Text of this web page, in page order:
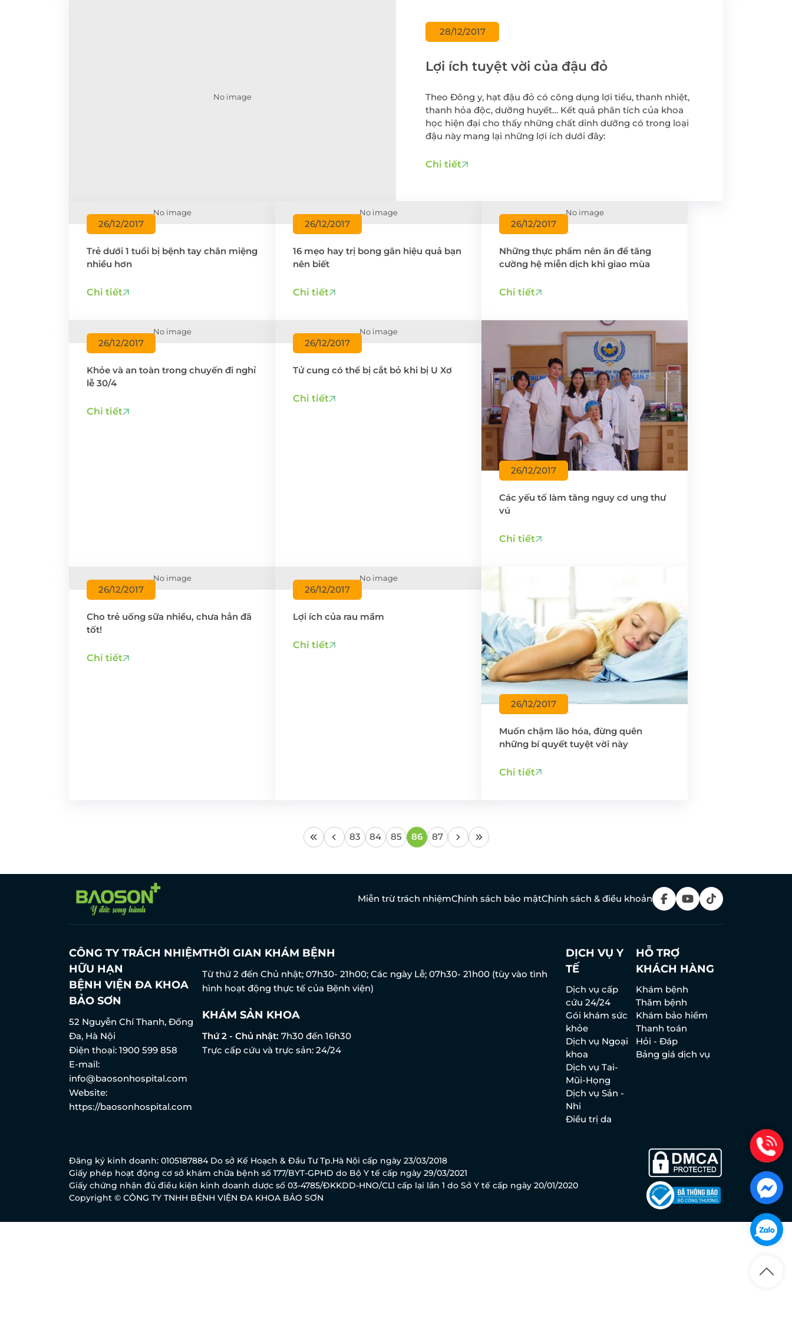
Cấy que tránh thai
Tiêm chủng cho trẻ em
Gói xét nghiệm vi chất
dinh dưỡng
Điều trị hiếm muộn -
Tầm soát ung thư vú
ĐĂNG KÝ KHÁM
No image
28/12/2017
Lợi ích tuyệt vời của đậu đỏ
Theo Đông y, hạt đậu đỏ có công dụng lợi tiểu, thanh nhiệt,
thanh hỏa độc, dưỡng huyết… Kết quả phân tích của khoa
học hiện đại cho thấy những chất dinh dưỡng có trong loại
đậu này mang lại những lợi ích dưới đây:
Chi tiết
No image
26/12/2017
Trẻ dưới 1 tuổi bị bệnh tay chân miệng
nhiều hơn
Chi tiết
No image
26/12/2017
16 mẹo hay trị bong gân hiệu quả bạn
nên biết
Chi tiết
No image
26/12/2017
Những thực phẩm nên ăn để tăng
cường hệ miễn dịch khi giao mùa
Chi tiết
No image
26/12/2017
Khỏe và an toàn trong chuyến đi nghỉ
lễ 30/4
Chi tiết
No image
26/12/2017
Tử cung có thể bị cắt bỏ khi bị U Xơ
Chi tiết
26/12/2017
Các yếu tố làm tăng nguy cơ ung thư
vú
Chi tiết
No image
26/12/2017
Cho trẻ uống sữa nhiều, chưa hẳn đã
tốt!
Chi tiết
No image
26/12/2017
Lợi ích của rau mầm
Chi tiết
26/12/2017
Muốn chậm lão hóa, đừng quên
những bí quyết tuyệt vời này
Chi tiết
83 84 85 86 87
Miễn trừ trách nhiệmChính sách bảo mậtChính sách & điều khoản
CÔNG TY TRÁCH NHIỆM
HỮU HẠN
BỆNH VIỆN ĐA KHOA
BẢO SƠN
52 Nguyễn Chí Thanh, Đống
Đa, Hà Nội
Điện thoại: 1900 599 858
E-mail:
info@baosonhospital.com
Website:
https://baosonhospital.com
THỜI GIAN KHÁM BỆNH
Từ thứ 2 đến Chủ nhật; 07h30- 21h00; Các ngày Lễ; 07h30- 21h00 (tùy vào tình
hình hoạt động thực tế của Bệnh viện)
KHÁM SẢN KHOA
Thứ 2 - Chủ nhật: 7h30 đến 16h30
Trực cấp cứu và trực sản: 24/24
DỊCH VỤ Y
TẾ
Dịch vụ cấp
cứu 24/24
Gói khám sức
khỏe
Dịch vụ Ngoại
khoa
Dịch vụ Tai-
Mũi-Họng
Dịch vụ Sản -
Nhi
Điều trị da
HỖ TRỢ
KHÁCH HÀNG
Khám bệnh
Thăm bệnh
Khám bảo hiểm
Thanh toán
Hỏi - Đáp
Bảng giá dịch vụ
Đăng ký kinh doanh: 0105187884 Do sở Kế Hoạch & Đầu Tư Tp.Hà Nội cấp ngày 23/03/2018
Giấy phép hoạt động cơ sở khám chữa bệnh số 177/BYT-GPHD do Bộ Y tế cấp ngày 29/03/2021
Giấy chứng nhận đủ điều kiện kinh doanh dược số 03-4785/ĐKKDD-HNO/CL1 cấp lại lần 1 do Sở Y tế cấp ngày 20/01/2020
Copyright © CÔNG TY TNHH BỆNH VIỆN ĐA KHOA BẢO SƠN